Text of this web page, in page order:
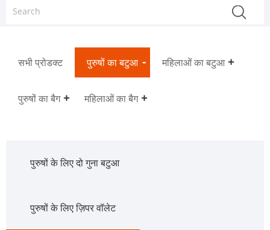
सभी प्रोडक्ट पुरुषों का बटुआ महिलाओं का बटुआ
पुरुषों का बैग महिलाओं का बैग
पुरुषों के लिए दो गुना बटुआ
पुरुषों के लिए ज़िपर वॉलेट